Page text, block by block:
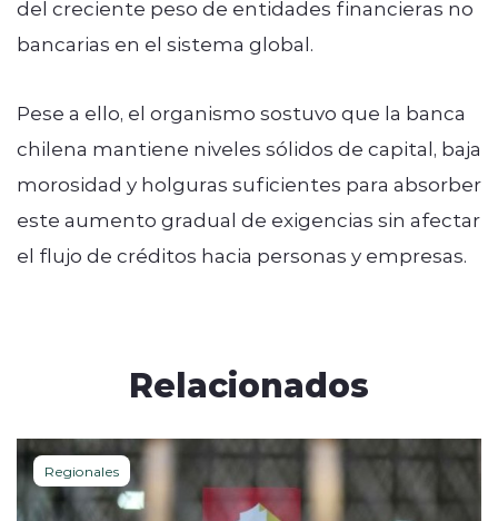
del creciente peso de entidades financieras no
bancarias en el sistema global.
Pese a ello, el organismo sostuvo que la banca
chilena mantiene niveles sólidos de capital, baja
morosidad y holguras suficientes para absorber
este aumento gradual de exigencias sin afectar
el flujo de créditos hacia personas y empresas.
Relacionados
Regionales